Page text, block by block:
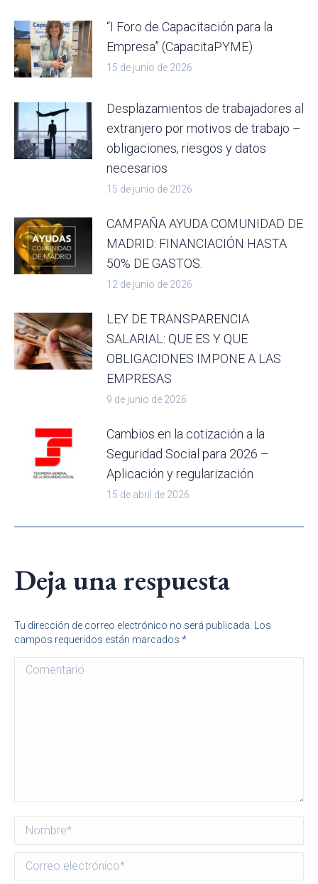
“I Foro de Capacitación para la
Empresa” (CapacitaPYME)
15 de junio de 2026
Desplazamientos de trabajadores al
extranjero por motivos de trabajo –
obligaciones, riesgos y datos
necesarios
15 de junio de 2026
CAMPAÑA AYUDA COMUNIDAD DE
MADRID: FINANCIACIÓN HASTA
50% DE GASTOS.
12 de junio de 2026
LEY DE TRANSPARENCIA
SALARIAL: QUE ES Y QUE
OBLIGACIONES IMPONE A LAS
EMPRESAS
9 de junio de 2026
Cambios en la cotización a la
Seguridad Social para 2026 –
Aplicación y regularización
15 de abril de 2026
Deja una respuesta
Tu dirección de correo electrónico no será publicada. Los
campos requeridos están marcados *
Comentario
Nombre *
Correo electrónico *